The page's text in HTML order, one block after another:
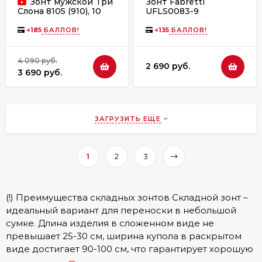
Слона 8105 (910), 10
автомат
+185 БАЛЛОВ!
4 090 руб.
3 690 руб.
UFLS0083-9
+135 БАЛЛОВ!
2 690 руб.
ЗАГРУЗИТЬ ЕЩЕ
1 2 3
(!) Преимущества складных зонтов Складной зонт –
идеальный вариант для переноски в небольшой
сумке. Длина изделия в сложенном виде не
превышает 25-30 см, ширина купола в раскрытом
виде достигает 90-100 см, что гарантирует хорошую